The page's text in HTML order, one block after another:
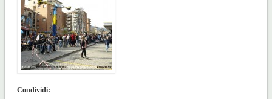
Condividi: